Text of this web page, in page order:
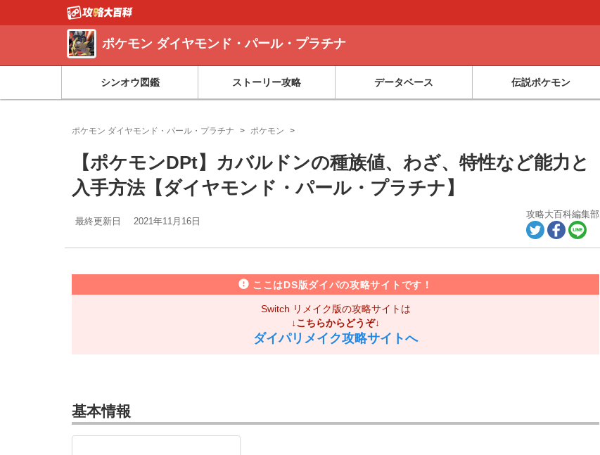
ポケモン ダイヤモンド・パール・プラチナ
シンオウ図鑑 ストーリー攻略 データベース 伝説ポケモン
ポケモン ダイヤモンド・パール・プラチナ ポケモン
【ポケモンDPt】カバルドンの種族値、わざ、特性など能力と
入手方法【ダイヤモンド・パール・プラチナ】
最終更新日 2021年11月16日
攻略大百科編集部
ここはDS版ダイパの攻略サイトです！
Switch リメイク版の攻略サイトは
↓こちらからどうぞ↓
ダイパリメイク攻略サイトへ
基本情報